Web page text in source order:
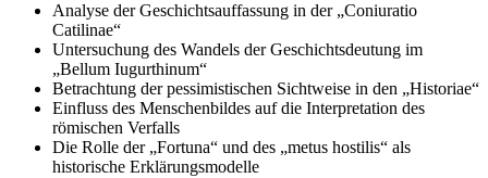
Analyse der Geschichtsauffassung in der „Coniuratio
Catilinae“
Untersuchung des Wandels der Geschichtsdeutung im
„Bellum Iugurthinum“
Betrachtung der pessimistischen Sichtweise in den „Historiae“
Einfluss des Menschenbildes auf die Interpretation des
römischen Verfalls
Die Rolle der „Fortuna“ und des „metus hostilis“ als
historische Erklärungsmodelle